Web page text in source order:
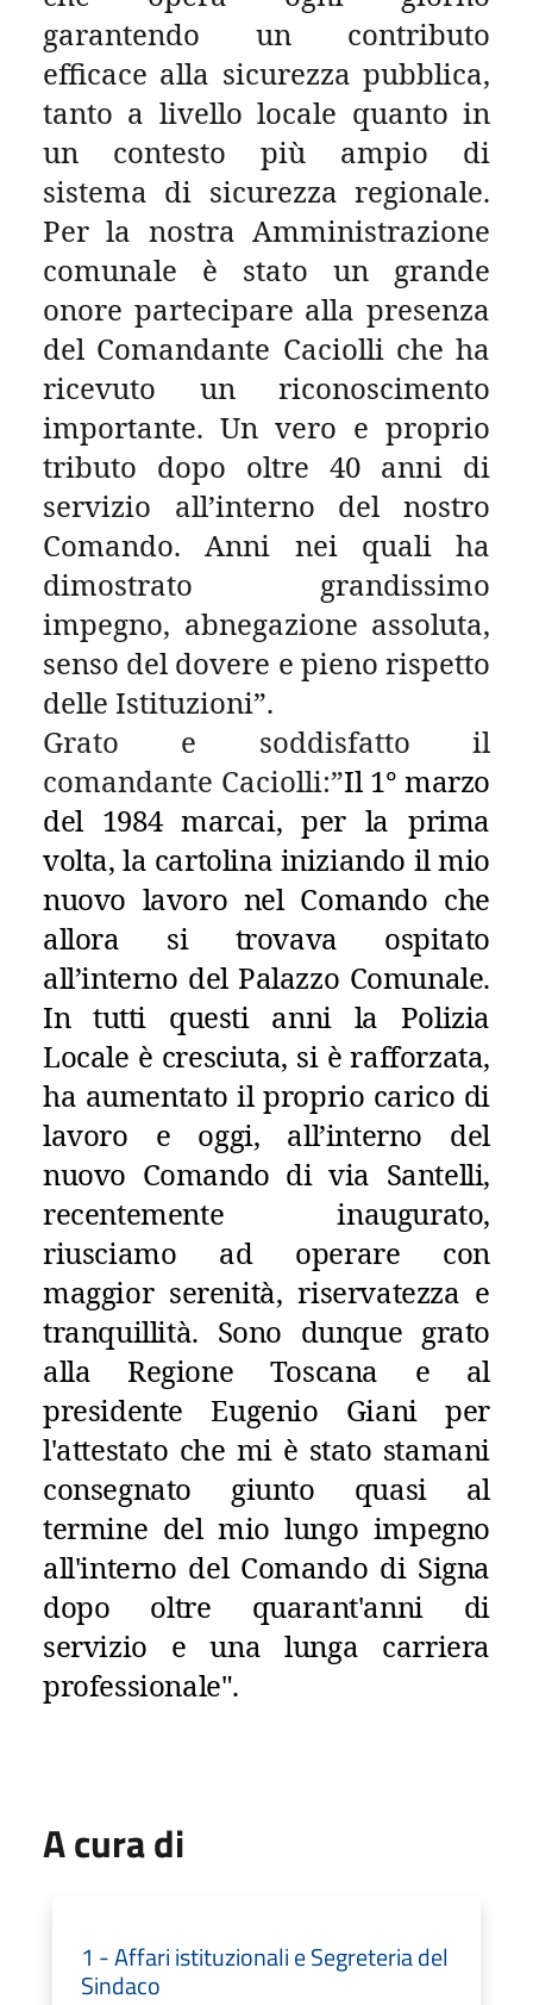
garantendo un contributo
efficace alla sicurezza pubblica,
tanto a livello locale quanto in
un contesto più ampio di
sistema di sicurezza regionale.
Per la nostra Amministrazione
comunale è stato un grande
onore partecipare alla presenza
del Comandante Caciolli che ha
ricevuto un riconoscimento
importante. Un vero e proprio
tributo dopo oltre 40 anni di
servizio all’interno del nostro
Comando. Anni nei quali ha
dimostrato grandissimo
impegno, abnegazione assoluta,
senso del dovere e pieno rispetto
delle Istituzioni”.
Grato e soddisfatto il
comandante Caciolli:”Il 1° marzo
del 1984 marcai, per la prima
volta, la cartolina iniziando il mio
nuovo lavoro nel Comando che
allora si trovava ospitato
all’interno del Palazzo Comunale.
In tutti questi anni la Polizia
Locale è cresciuta, si è rafforzata,
ha aumentato il proprio carico di
lavoro e oggi, all’interno del
nuovo Comando di via Santelli,
recentemente inaugurato,
riusciamo ad operare con
maggior serenità, riservatezza e
tranquillità. Sono dunque grato
alla Regione Toscana e al
presidente Eugenio Giani per
l'attestato che mi è stato stamani
consegnato giunto quasi al
termine del mio lungo impegno
all'interno del Comando di Signa
dopo oltre quarant'anni di
servizio e una lunga carriera
professionale".
A cura di
1 - Affari istituzionali e Segreteria del
Sindaco